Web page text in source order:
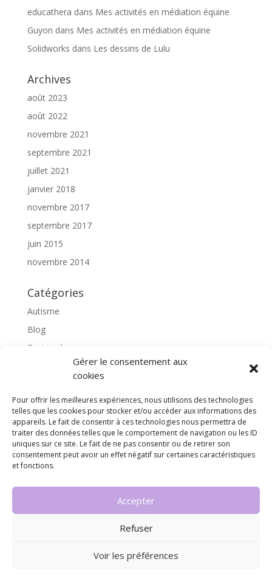
Gérer le consentement aux
cookies
Pour offrir les meilleures expériences, nous utilisons des technologies
telles que les cookies pour stocker et/ou accéder aux informations des
appareils. Le fait de consentir à ces technologies nous permettra de
traiter des données telles que le comportement de navigation ou les ID
uniques sur ce site. Le fait de ne pas consentir ou de retirer son
consentement peut avoir un effet négatif sur certaines caractéristiques
et fonctions.
Accepter
Refuser
Voir les préférences
educathera dans Mes activités en médiation équine
Guyon dans Mes activités en médiation équine
Solidworks dans Les dessins de Lulu
Archives
août 2023
août 2022
novembre 2021
septembre 2021
juillet 2021
janvier 2018
novembre 2017
septembre 2017
juin 2015
novembre 2014
Catégories
Autisme
Blog
Featured
l'apprentissage scolaire
Non classé
partenaires
Poterie
rassemblons nos expériences
© Copyright 2023 Educathéra – Une création de